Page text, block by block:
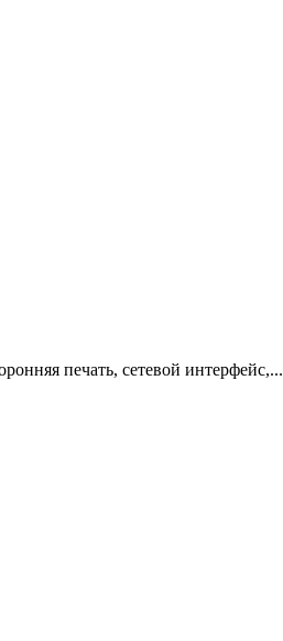
печать, сетевой интерфейс,...